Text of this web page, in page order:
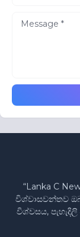
“Lanka C
විශ්වාසවන්තව
විශ්වසය,